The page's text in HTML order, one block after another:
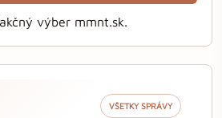
výber mmnt.sk.
VŠETKY SPRÁVY